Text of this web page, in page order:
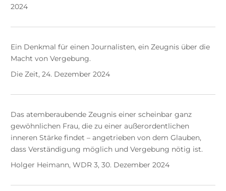
2024
Ein Denkmal für einen Journalisten, ein Zeugnis über die
Macht von Vergebung.
Die Zeit, 24. Dezember 2024
Das atemberaubende Zeugnis einer scheinbar ganz
gewöhnlichen Frau, die zu einer außerordentlichen
inneren Stärke findet – angetrieben von dem Glauben,
dass Verständigung möglich und Vergebung nötig ist.
Holger Heimann, WDR 3, 30. Dezember 2024